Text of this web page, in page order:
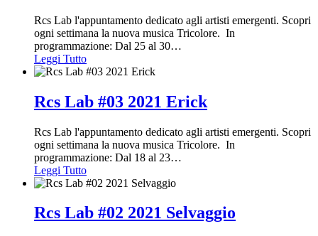
Rcs Lab l'appuntamento dedicato agli artisti emergenti. Scopri
ogni settimana la nuova musica Tricolore. In
programmazione: Dal 25 al 30…
Leggi Tutto
Rcs Lab #03 2021 Erick
Rcs Lab l'appuntamento dedicato agli artisti emergenti. Scopri
ogni settimana la nuova musica Tricolore. In
programmazione: Dal 18 al 23…
Leggi Tutto
Rcs Lab #02 2021 Selvaggio